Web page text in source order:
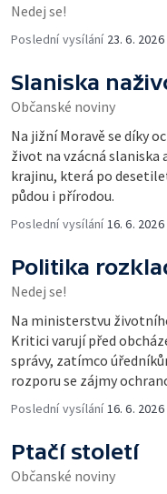
Nedej se!
Poslední vysílání 23. 6. 2026
Slaniska
Občanské noviny
Na jižní Moravě se díky
život na vzácná slaniska
krajinu, která po
půdou i přírodou.
Poslední vysílání 16. 6. 2026
Politika
Nedej se!
Na ministerstvu
Kritici varují před
správy, zatímco
rozporu se zájmy
Poslední vysílání 16. 6. 2026
Ptačí století
Občanské noviny